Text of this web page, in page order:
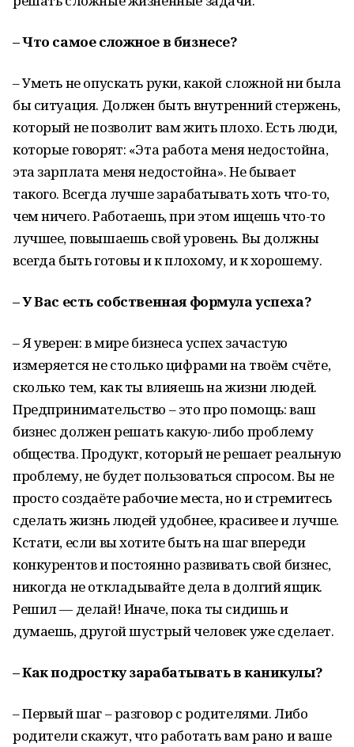
– Что самое сложное в бизнесе?
– Уметь не опускать руки, какой сложной ни была
бы ситуация. Должен быть внутренний стержень,
который не позволит вам жить плохо. Есть люди,
которые говорят: «Эта работа меня недостойна,
эта зарплата меня недостойна». Не бывает
такого. Всегда лучше зарабатывать хоть что-то,
чем ничего. Работаешь, при этом ищешь что-то
лучшее, повышаешь свой уровень. Вы должны
всегда быть готовы и к плохому, и к хорошему.
– У Вас есть собственная формула успеха?
– Я уверен: в мире бизнеса успех зачастую
измеряется не столько цифрами на твоём счёте,
сколько тем, как ты влияешь на жизни людей.
Предпринимательство – это про помощь: ваш
бизнес должен решать какую-либо проблему
общества. Продукт, который не решает реальную
проблему, не будет пользоваться спросом. Вы не
просто создаёте рабочие места, но и стремитесь
сделать жизнь людей удобнее, красивее и лучше.
Кстати, если вы хотите быть на шаг впереди
конкурентов и постоянно развивать свой бизнес,
никогда не откладывайте дела в долгий ящик.
Решил — делай! Иначе, пока ты сидишь и
думаешь, другой шустрый человек уже сделает.
– Как подростку зарабатывать в каникулы?
– Первый шаг – разговор с родителями. Либо
родители скажут, что работать вам рано и ваше